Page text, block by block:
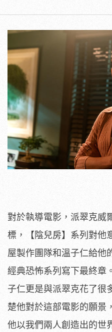
對於執導電影，派翠克威
標，【陰兒房】 系列對他
屋製作團隊和溫子仁給他
經典恐怖系列寫下最終章
子仁更是與派翠克花了很
楚他對於這部電影的願景
他以我們兩人創造出的世